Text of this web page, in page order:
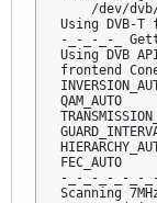
/dev/
Using DVB-
-_-_-_-_
Using DVB
frontend
QAM_AUTO
FEC_AUTO
-_-_-_-_-_-
Scanning